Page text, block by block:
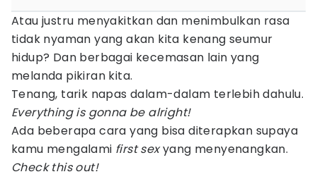
Atau justru menyakitkan dan menimbulkan rasa
tidak nyaman yang akan kita kenang seumur
hidup? Dan berbagai kecemasan lain yang
melanda pikiran kita.
Tenang, tarik napas dalam-dalam terlebih dahulu.
Everything is gonna be alright!
Ada beberapa cara yang bisa diterapkan supaya
kamu mengalami first sexyang menyenangkan.
Check this out!